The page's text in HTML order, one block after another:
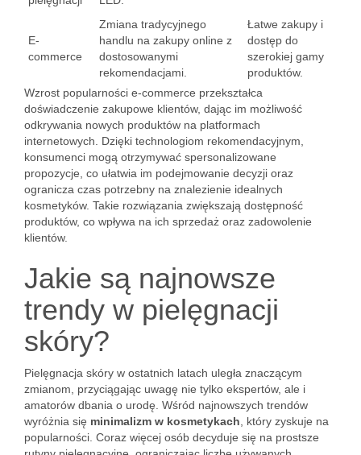
E-
commerce
Zmiana tradycyjnego
handlu na zakupy online z
dostosowanymi
rekomendacjami.
Łatwe zakupy i
dostęp do
szerokiej gamy
produktów.
Wzrost popularności e-commerce przekształca
doświadczenie zakupowe klientów, dając im możliwość
odkrywania nowych produktów na platformach
internetowych. Dzięki technologiom rekomendacyjnym,
konsumenci mogą otrzymywać spersonalizowane
propozycje, co ułatwia im podejmowanie decyzji oraz
ogranicza czas potrzebny na znalezienie idealnych
kosmetyków. Takie rozwiązania zwiększają dostępność
produktów, co wpływa na ich sprzedaż oraz zadowolenie
klientów.
Jakie są najnowsze
trendy w pielęgnacji
skóry?
Pielęgnacja skóry w ostatnich latach uległa znaczącym
zmianom, przyciągając uwagę nie tylko ekspertów, ale i
amatorów dbania o urodę. Wśród najnowszych trendów
wyróżnia się minimalizm w kosmetykach , który zyskuje na
popularności. Coraz więcej osób decyduje się na prostsze